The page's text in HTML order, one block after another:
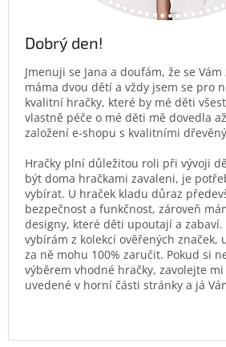
Dobrý den!
Jmenuji se Jana a doufám, že se
máma dvou dětí a vždy jsem se pro
kvalitní hračky, které by mé děti
vlastně péče o mé děti mě dovedla
založení e-shopu s kvalitními
Hračky plní důležitou roli při vývoji
být doma hračkami zavaleni, je
vybírat. U hraček kladu důraz
bezpečnost a funkčnost, zároveň
designy, které děti upoutají a zabaví.
vybírám z kolekcí ověřených značek,
za ně mohu 100% zaručit. Pokud si
výběrem vhodné hračky, zavolejte
uvedené v horní části stránky a já